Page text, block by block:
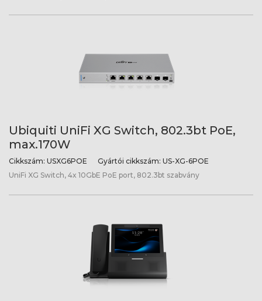
Ubiquiti UniFi XG Switch, 802.3bt PoE,
max.170W
Cikkszám: USXG6POE Gyártói cikkszám: US-XG-6POE
UniFi XG Switch, 4x 10GbE PoE port, 802.3bt szabvány